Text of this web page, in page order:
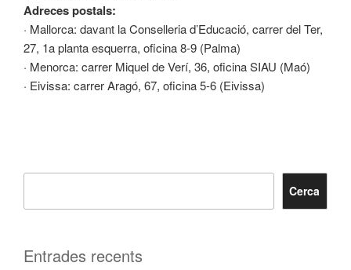
Adreces postals:
· Mallorca: davant la Conselleria d’Educació, carrer del Ter,
27, 1a planta esquerra, oficina 8-9 (Palma)
· Menorca: carrer Miquel de Verí, 36, oficina SIAU (Maó)
· Eivissa: carrer Aragó, 67, oficina 5-6 (Eivissa)
Cerca
Entrades recents